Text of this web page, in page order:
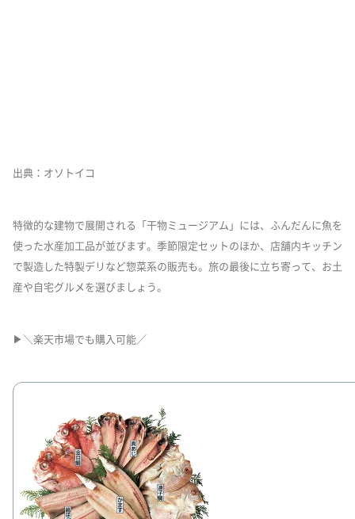
出典：オソトイコ
特徴的な建物で展開される「干物ミュージアム」には、ふんだんに魚を
使った水産加工品が並びます。季節限定セットのほか、店舗内キッチン
で製造した特製デリなど惣菜系の販売も。旅の最後に立ち寄って、お土
産や自宅グルメを選びましょう。
▶＼楽天市場でも購入可能／